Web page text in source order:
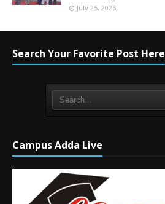
July 25, 2026
Search Your Favorite Post Here
Campus Adda Live